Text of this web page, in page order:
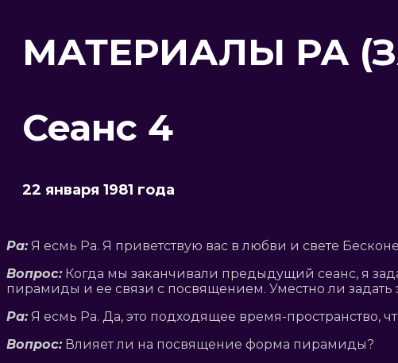
МАТЕРИАЛЫ РА
Сеанс 4
22 января 1981 года
Ра:Я есмь Ра. Я приветствую вас в любви и свете
Вопрос:Когда мы заканчивали предыдущий сеанс, я
пирамиды и ее связи с посвящением. Уместно ли задать
Ра:Я есмь Ра. Да, это подходящее время-пространство,
Вопрос:Влияет ли на посвящение форма пирамиды?